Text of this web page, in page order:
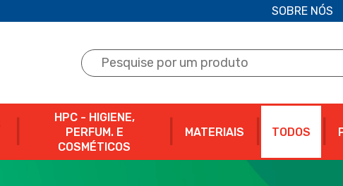
SOBRE NÓS
HPC - HIGIENE,
PERFUM. E
COSMÉTICOS
MATERIAIS TODOS